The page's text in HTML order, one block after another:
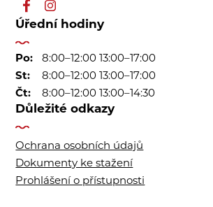
Úřední hodiny
Po:
8:00–12:00 13:00–17:00
St:
8:00–12:00 13:00–17:00
Čt:
8:00–12:00 13:00–14:30
Důležité odkazy
Ochrana osobních údajů
Dokumenty ke stažení
Prohlášení o přístupnosti